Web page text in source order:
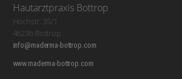
Hautarztpraxis Bottrop
Hochstr. 35/1
46236 Bottrop
info@maderma-bottrop.com
www.maderma-bottrop.com